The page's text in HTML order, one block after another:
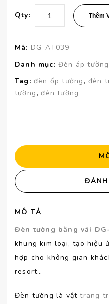
Qty: Thêm
Mã: DG-AT039
Danh mục: Đèn áp tường
Tag: đèn ốp tường, đèn
tường,đèn tường
MÔ TẢ
Đèn tường bằng vải
khung kim loại, tạo hiệu
hợp cho không gian
resort…
Đèn tường là vậttrang